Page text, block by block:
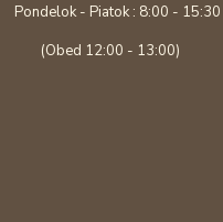
Pondelok - Piatok : 8:00 - 15:30
(Obed 12:00 - 13:00)